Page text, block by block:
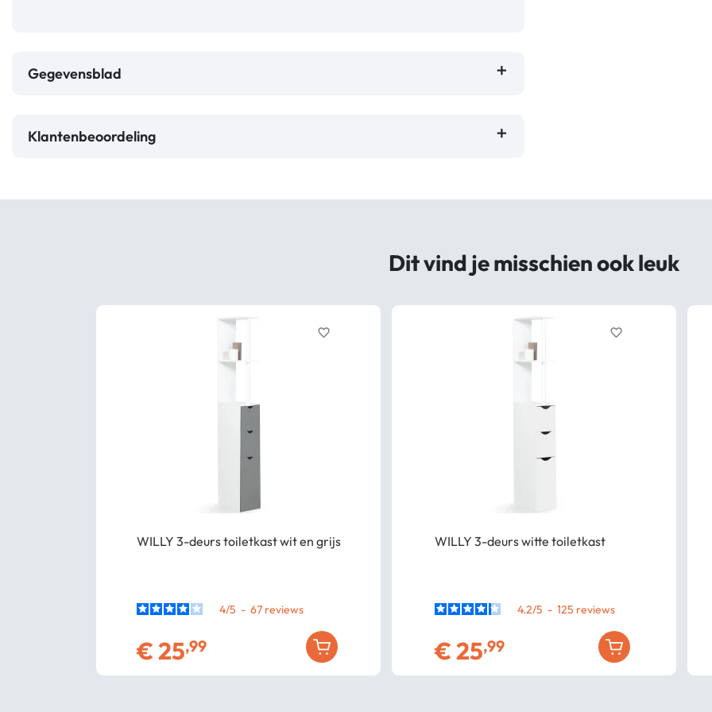
Gegevensblad
Klantenbeoordeling
Dit vind je misschien ook leuk
WILLY 3-deurs toiletkast wit en grijs
4/5 - 67
€25,99
favorite_border
WILLY 3-deurs witte toiletkast
4.2/5 - 125
€25,99
favorite_border